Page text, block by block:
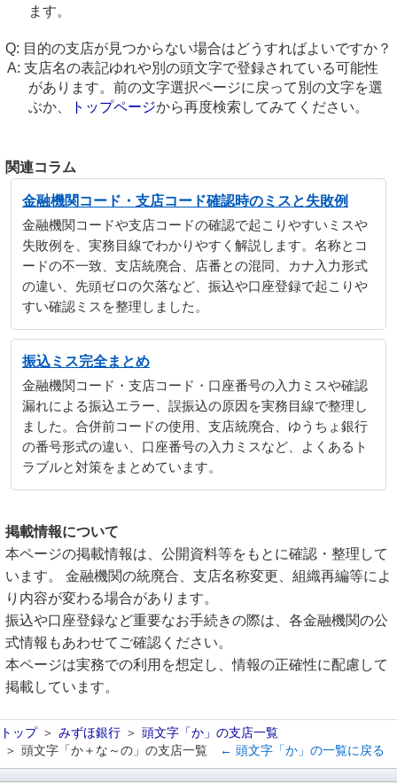
ます。
目的の支店が見つからない場合はどうすればよいですか？
支店名の表記ゆれや別の頭文字で登録されている可能性
があります。前の文字選択ページに戻って別の文字を選
ぶか、
トップページから再度検索してみてください。
関連コラム
金融機関コード・支店コード確認時のミスと失敗例
金融機関コードや支店コードの確認で起こりやすいミスや
失敗例を、実務目線でわかりやすく解説します。名称とコ
ードの不一致、支店統廃合、店番との混同、カナ入力形式
の違い、先頭ゼロの欠落など、振込や口座登録で起こりや
すい確認ミスを整理しました。
振込ミス完全まとめ
金融機関コード・支店コード・口座番号の入力ミスや確認
漏れによる振込エラー、誤振込の原因を実務目線で整理し
ました。合併前コードの使用、支店統廃合、ゆうちょ銀行
の番号形式の違い、口座番号の入力ミスなど、よくあるト
ラブルと対策をまとめています。
掲載情報について
本ページの掲載情報は、公開資料等をもとに確認・整理して
います。 金融機関の統廃合、支店名称変更、組織再編等によ
り内容が変わる場合があります。
振込や口座登録など重要なお手続きの際は、各金融機関の公
式情報もあわせてご確認ください。
本ページは実務での利用を想定し、情報の正確性に配慮して
掲載しています。
トップ みずほ銀行
頭文字「か」の支店一覧
頭文字「か＋な～の」の支店一覧
← 頭文字「か」の一覧に戻る